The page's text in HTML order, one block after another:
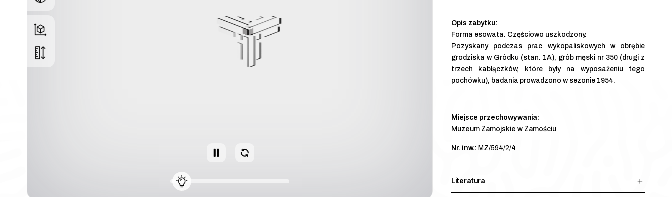
Forma esowata. Częściowo uszkodzony.
Pozyskany podczas prac wykopaliskowych w obrębie
grodziska w Gródku (stan. 1A), grób męski nr 350 (drugi z
trzech kabłączków, które były na wyposażeniu tego
pochówku), badania prowadzono w sezonie 1954.
Miejsce przechowywania:
Muzeum Zamojskie w Zamościu
Nr. inw.: MZ/594/2/4
Literatura